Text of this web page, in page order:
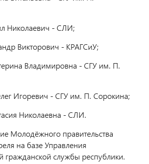
Николаевич - СЛИ;
Викторович - КРАГСиУ;
Владимировна - СГУ им. П.
Игоревич - СГУ им. П. Сорокина;
Николаевна - СЛИ.
Молодёжного правительства
на базе Управления
гражданской службы республики.